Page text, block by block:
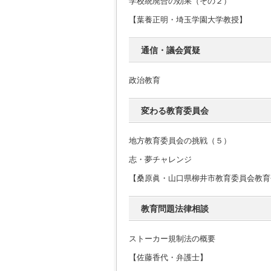
【葉養正明・埼玉学園大学教授】
通信・議会質疑
政治教育
変わる教育委員会
地方教育委員会の挑戦（５）
志・夢チャレンジ
【桑原眞・山口県柳井市教育委員会教
教育問題法律相談
ストーカー規制法の概要
【佐藤香代・弁護士】